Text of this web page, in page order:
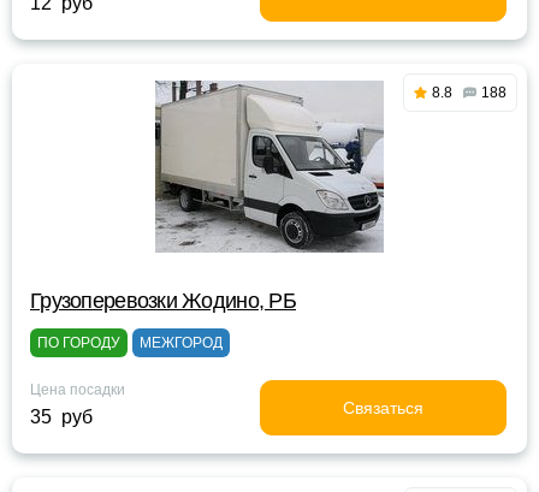
8.8 188
Грузоперевозки Жодино, РБ
ПО ГОРОДУ МЕЖГОРОД
Цена посадки
35 руб Связаться